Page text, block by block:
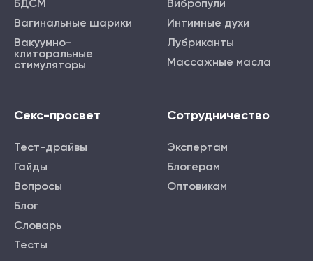
БДСМ
Вагинальные шарики
Вакуумно-
клиторальные
стимуляторы
Вибропули
Интимные духи
Лубриканты
Массажные масла
Секс-просвет
Тест-драйвы
Гайды
Вопросы
Блог
Словарь
Тесты
Сотрудничество
Экспертам
Блогерам
Оптовикам